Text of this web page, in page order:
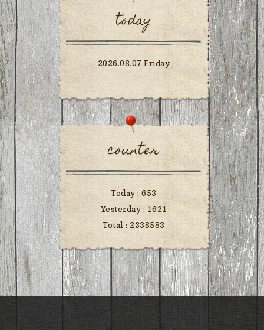
today
2026.08.07 Friday
counter
Today :653
Yesterday : 1621
Total : 2338583